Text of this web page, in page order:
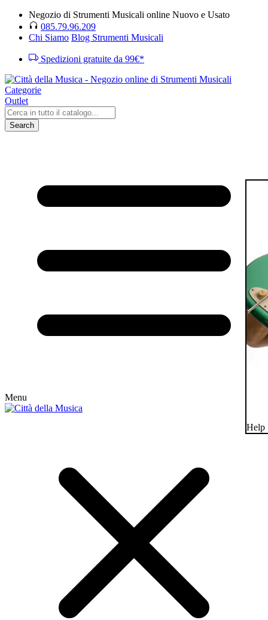
Negozio di Strumenti Musicali online Nuovo e Usato
085.79.96.209
Chi Siamo Blog Strumenti Musicali
Spedizioni gratuite da 99€*
Categorie
Outlet
Search
Menu
Help